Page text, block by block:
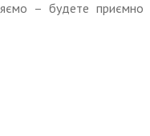
– будете приємно